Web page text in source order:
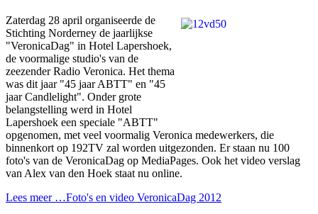
Zaterdag 28 april organiseerde de
Stichting Norderney de jaarlijkse
"VeronicaDag" in Hotel Lapershoek,
de voormalige studio's van de
zeezender Radio Veronica. Het thema
was dit jaar "45 jaar ABTT" en "45
jaar Candlelight". Onder grote
belangstelling werd in Hotel
Lapershoek een speciale "ABTT"
opgenomen, met veel voormalig Veronica medewerkers, die
binnenkort op 192TV zal worden uitgezonden. Er staan nu 100
foto's van de VeronicaDag op MediaPages. Ook het video verslag
van Alex van den Hoek staat nu online.
Lees meer …Foto's en video VeronicaDag 2012